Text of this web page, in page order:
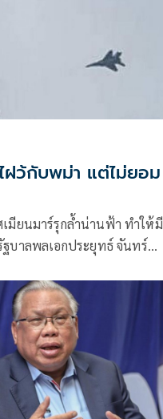
ฝว้กับพม่า แต่ไม่ยอม
มียนมาร์รุกล้ำน่านฟ้า ทำให้มี
บาลพลเอกประยุทธ์ จันทร์